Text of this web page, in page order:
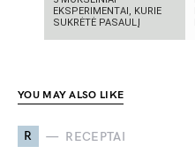
EKSPERIMENTAI, KURIE
SUKRĖTĖ PASAULĮ
YOU MAY ALSO LIKE
R RECEPTAI